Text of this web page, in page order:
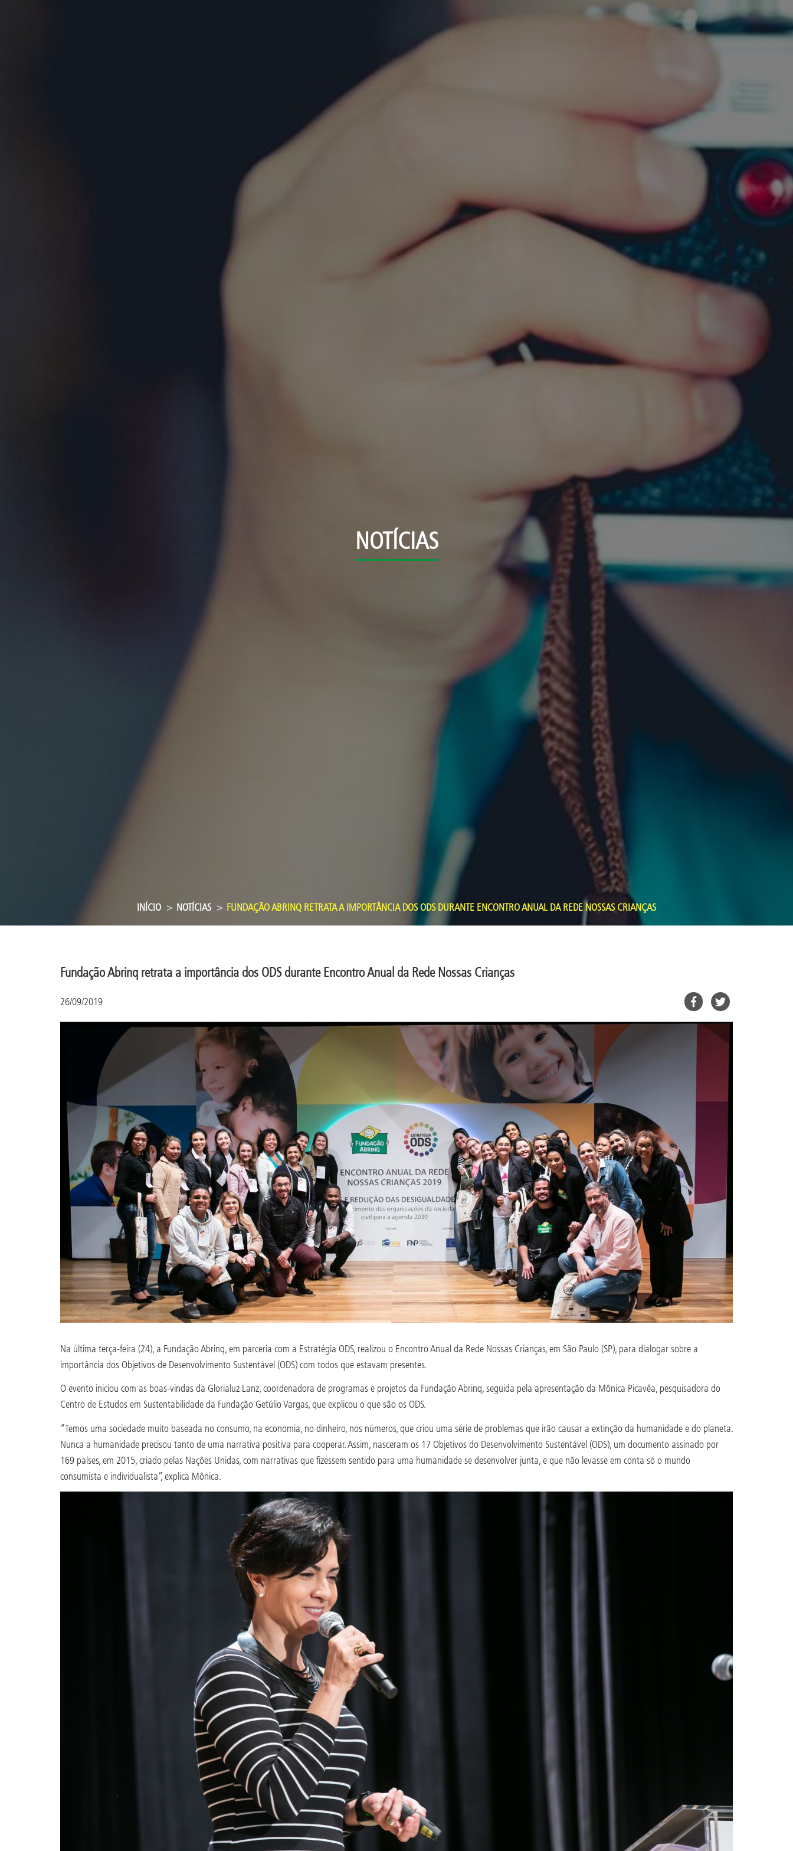
NOTÍCIAS
INÍCIO NOTÍCIAS FUNDAÇÃO ABRINQ RETRATA A IMPORTÂNCIA DOS ODS DURANTE ENCONTRO ANUAL DA REDE NOSSAS CRIANÇAS
Fundação Abrinq retrata a importância dos ODS durante Encontro Anual da Rede Nossas Crianças
26/09/2019
Na última terça-feira (24), a Fundação Abrinq, em parceria com a Estratégia ODS, realizou o Encontro Anual da Rede Nossas Crianças, em São Paulo (SP), para dialogar sobre a
importância dos Objetivos de Desenvolvimento Sustentável (ODS) com todos que estavam presentes.
O evento iniciou com as boas-vindas da Glorialuz Lanz, coordenadora de programas e projetos da Fundação Abrinq, seguida pela apresentação da Mônica Picavêa, pesquisadora do
Centro de Estudos em Sustentabilidade da Fundação Getúlio Vargas, que explicou o que são os ODS.
“Temos uma sociedade muito baseada no consumo, na economia, no dinheiro, nos números, que criou uma série de problemas que irão causar a extinção da humanidade e do planeta.
Nunca a humanidade precisou tanto de uma narrativa positiva para cooperar. Assim, nasceram os 17 Objetivos do Desenvolvimento Sustentável (ODS), um documento assinado por
169 países, em 2015, criado pelas Nações Unidas, com narrativas que fizessem sentido para uma humanidade se desenvolver junta, e que não levasse em conta só o mundo
consumista e individualista”, explica Mônica.